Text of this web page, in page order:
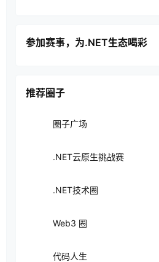
参加赛事，为.NET生态喝彩
推荐圈子
圈子广场
.NET云原生挑战赛
.NET技术圈
Web3 圈
代码人生